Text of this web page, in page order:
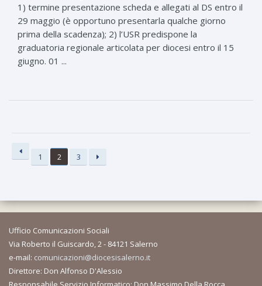
1) termine presentazione scheda e allegati al DS entro il
29 maggio (è opportuno presentarla qualche giorno
prima della scadenza); 2) l’USR predispone la
graduatoria regionale articolata per diocesi entro il 15
giugno. 01 ...
1 2 3
Ufficio Comunicazioni Sociali
Via Roberto il Guiscardo, 2 - 84121 Salerno
e-mail: comunicazioni@diocesisalerno.it
Direttore: Don Alfonso D'Alessio